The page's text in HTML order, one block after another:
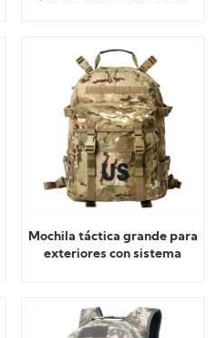
Mochila táctica grande para
exteriores con sistema